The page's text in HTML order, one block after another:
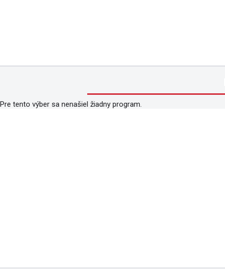
Pre tento výber sa nenašiel žiadny program.